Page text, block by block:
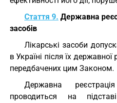
Стаття 9. Державна
засобів
Лікарські засоби
в Україні після їх державної
передбачених цим Законом.
Державна
проводиться на